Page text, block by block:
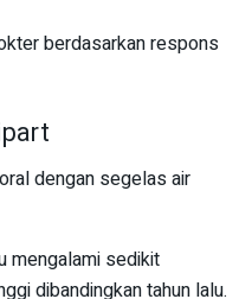
berdasarkan respons
dengan segelas air
mengalami sedikit
dibandingkan tahun lalu.